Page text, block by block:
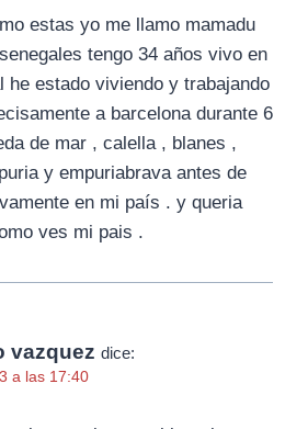
estas yo me llamo mamadu
tengo 34 años vivo en
he estado viviendo y trabajando
a barcelona durante 6
de mar , calella , blanes ,
y empuriabrava antes de
en mi país . y queria
ves mi pais .
vazquez dice:
a las 17:40